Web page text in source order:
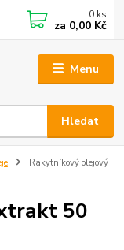
Menu
Hledat
0 ks
za 0,00 Kč
Rakytníkový olejový
50